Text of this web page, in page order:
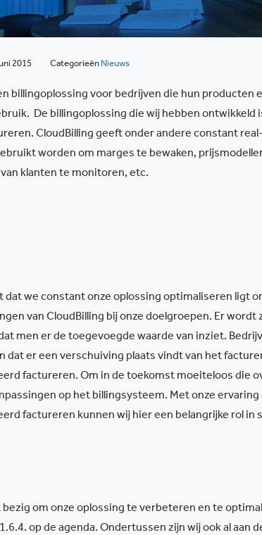
2015 Categorieën Nieuws
billingoplossing voor bedrijven die hun producten
De billingoplossing die wij hebben ontwikkeld
CloudBilling geeft onder andere constant
worden om marges te bewaken,
klanten te monitoren, etc.
dat we constant onze oplossing optimaliseren ligt
van CloudBilling bij onze doelgroepen. Er
men er de toegevoegde waarde van inziet.
dat er een verschuiving plaats vindt van het
factureren. Om in de toekomst moeiteloos die
op het billingsysteem. Met onze ervaring
factureren kunnen wij hier een belangrijke rol in
bezig om onze oplossing te verbeteren en te
op de agenda. Ondertussen zijn wij ook al aan